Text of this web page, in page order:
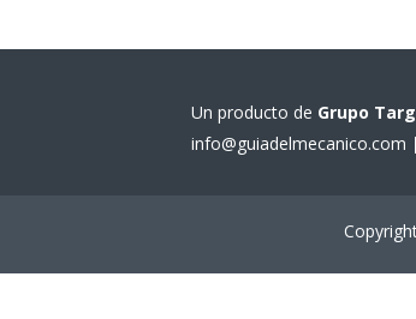
Un producto de Grupo
info@guiadelmecanico.com |